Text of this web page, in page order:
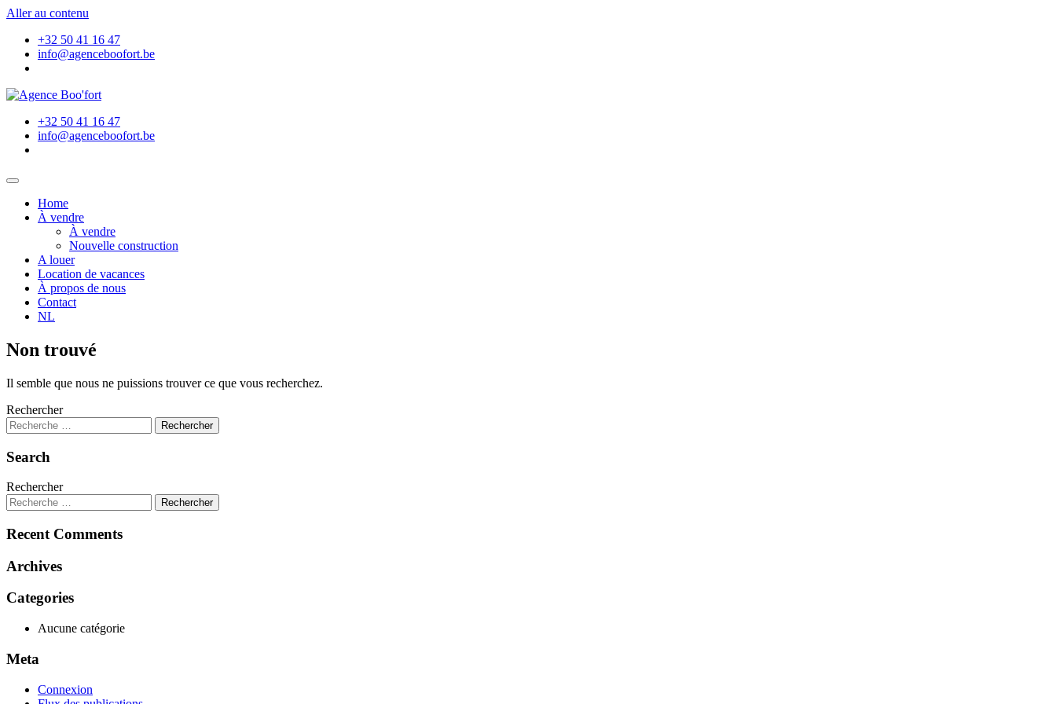
Aller au contenu
+32 50 41 16 47
info@agenceboofort.be
+32 50 41 16 47
info@agenceboofort.be
Home
À vendre
À vendre
Nouvelle construction
A louer
Location de vacances
À propos de nous
Contact
NL
Non trouvé
Il semble que nous ne puissions trouver ce que vous recherchez.
Rechercher
Search
Rechercher
Recent Comments
Archives
Categories
Aucune catégorie
Meta
Connexion